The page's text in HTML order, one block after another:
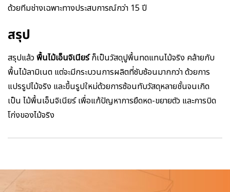
ด้วยทีมช่างเฉพาะทางประสบการณ์กว่า 15 ปี
สรุป
สรุปแล้วพื้นไม้เอ็นจิเนียร์ก็เป็นวัสดุปูพื้นทดแทนไม้จริง คล้ายกับ
พื้นไม้ลามิเนต แต่จะมีกระบวนการผลิตที่ซับซ้อนมากกว่า ด้วยการ
แปรรูปไม้จริง และขึ้นรูปใหม่ด้วยการซ้อนทับวัสดุหลายชั้นจนเกิด
เป็น ไม้พื้นเอ็นจิเนียร์ เพื่อแก้ปัญหาการยืดหด-ขยายตัว และการบิด
โก่งของไม้จริง